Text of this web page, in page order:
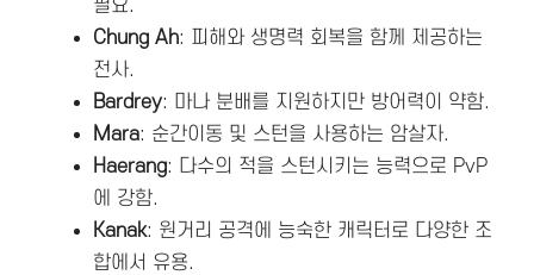
필요.
Chung Ah: 피해와 생명력 회복을 함께 제공하는
전사.
Bardrey: 마나 분배를 지원하지만 방어력이 약함.
Mara: 순간이동 및 스턴을 사용하는 암살자.
Haerang: 다수의 적을 스턴시키는 능력으로 PvP
에 강함.
Kanak: 원거리 공격에 능숙한 캐릭터로 다양한 조
합에서 유용.